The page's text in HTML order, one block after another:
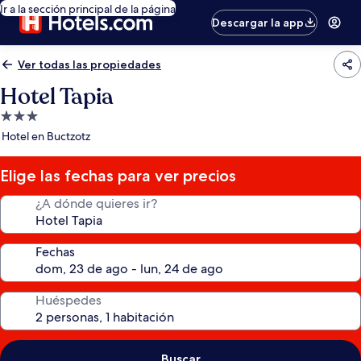
Ir a la sección principal de la página
Descargar la app
Ver todas las propiedades
Hotel Tapia
Propiedad
de
estrellas
Hotel en Buctzotz
Elige las fechas para ver precios
¿A dónde quieres ir?
Fechas
Huéspedes